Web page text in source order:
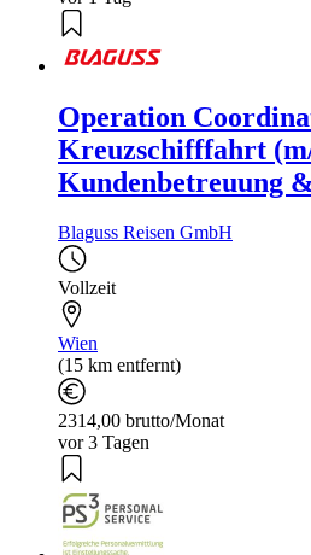
Operation
Kreuzschifffahrt
Kundenbetreuung
Blaguss Reisen GmbH
Vollzeit
Wien
(15 km entfernt)
2314,00 brutto/Monat
vor 3 Tagen